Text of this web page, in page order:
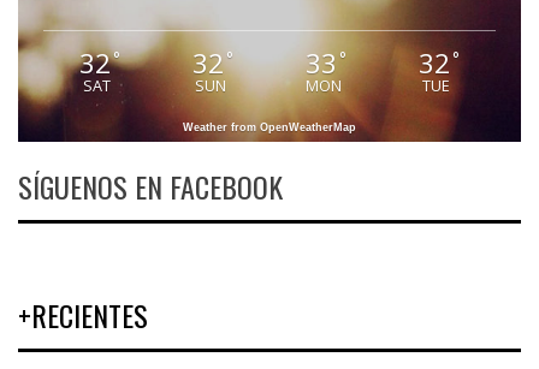
32°
SAT
32°
SUN
33 °
MON
32°
TUE
Weather from OpenWeatherMap
SÍGUENOS EN FACEBOOK
+RECIENTES